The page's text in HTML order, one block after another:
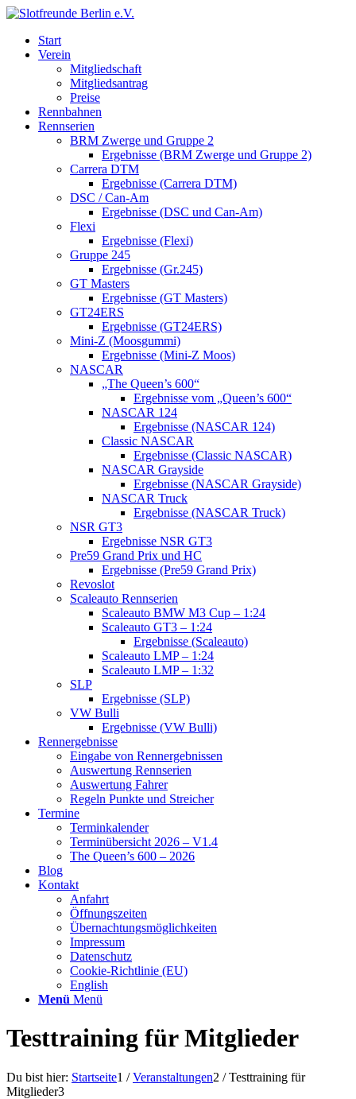
Start
Verein
Mitgliedschaft
Mitgliedsantrag
Preise
Rennbahnen
Rennserien
BRM Zwerge und Gruppe 2
Ergebnisse (BRM Zwerge und Gruppe 2)
Carrera DTM
Ergebnisse (Carrera DTM)
DSC / Can-Am
Ergebnisse (DSC und Can-Am)
Flexi
Ergebnisse (Flexi)
Gruppe 245
Ergebnisse (Gr.245)
GT Masters
Ergebnisse (GT Masters)
GT24ERS
Ergebnisse (GT24ERS)
Mini-Z (Moosgummi)
Ergebnisse (Mini-Z Moos)
NASCAR
„The Queen’s 600“
Ergebnisse vom „Queen’s 600“
NASCAR 124
Ergebnisse (NASCAR 124)
Classic NASCAR
Ergebnisse (Classic NASCAR)
NASCAR Grayside
Ergebnisse (NASCAR Grayside)
NASCAR Truck
Ergebnisse (NASCAR Truck)
NSR GT3
Ergebnisse NSR GT3
Pre59 Grand Prix und HC
Ergebnisse (Pre59 Grand Prix)
Revoslot
Scaleauto Rennserien
Scaleauto BMW M3 Cup – 1:24
Scaleauto GT3 – 1:24
Ergebnisse (Scaleauto)
Scaleauto LMP – 1:24
Scaleauto LMP – 1:32
SLP
Ergebnisse (SLP)
VW Bulli
Ergebnisse (VW Bulli)
Rennergebnisse
Eingabe von Rennergebnissen
Auswertung Rennserien
Auswertung Fahrer
Regeln Punkte und Streicher
Termine
Terminkalender
Terminübersicht 2026 – V1.4
The Queen’s 600 – 2026
Blog
Kontakt
Anfahrt
Öffnungszeiten
Übernachtungsmöglichkeiten
Impressum
Datenschutz
Cookie-Richtlinie (EU)
English
Menü Menü
Testtraining für Mitglieder
Du bist hier: Startseite1 / Veranstaltungen2 / Testtraining für
Mitglieder3